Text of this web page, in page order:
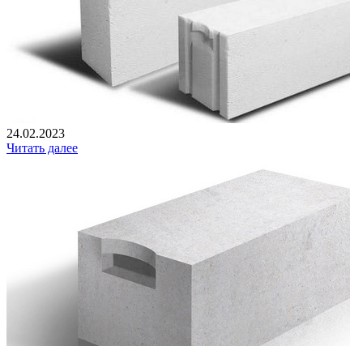
24.02.2023
Читать далее